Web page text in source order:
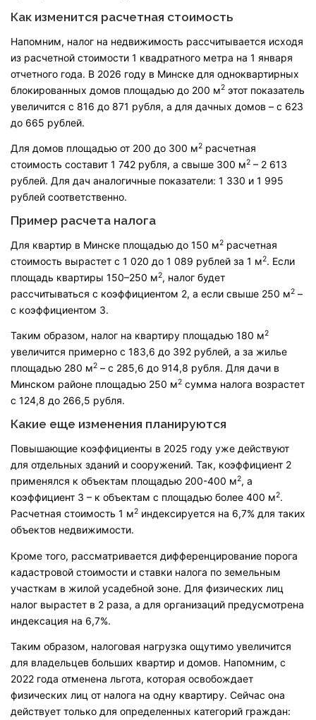
Как изменится расчетная стоимость
Напомним, налог на недвижимость рассчитывается исходя
из расчетной стоимости 1 квадратного метра на 1 января
отчетного года. В 2026 году в Минске для одноквартирных
блокированных домов площадью до 200 м2 этот показатель
увеличится с 816 до 871 рубля, а для дачных домов – с 623
до 665 рублей.
Для домов площадью от 200 до 300 м2 расчетная
стоимость составит 1 742 рубля, а свыше 300 м2 – 2 613
рублей. Для дач аналогичные показатели: 1 330 и 1 995
рублей соответственно.
Пример расчета налога
Для квартир в Минске площадью до 150 м2 расчетная
стоимость вырастет с 1 020 до 1 089 рублей за 1 м2. Если
площадь квартиры 150–250 м2, налог будет
рассчитываться с коэффициентом 2, а если свыше 250 м2 –
с коэффициентом 3.
Таким образом, налог на квартиру площадью 180 м2
увеличится примерно с 183,6 до 392 рублей, а за жилье
площадью 280 м2 – с 285,6 до 914,8 рубля. Для дачи в
Минском районе площадью 250 м2 сумма налога возрастет
с 124,8 до 266,5 рубля.
Какие еще изменения планируются
Повышающие коэффициенты в 2025 году уже действуют
для отдельных зданий и сооружений. Так, коэффициент 2
применялся к объектам площадью 200-400 м2, а
коэффициент 3 – к объектам с площадью более 400 м2.
Расчетная стоимость 1 м2 индексируется на 6,7% для таких
объектов недвижимости.
Кроме того, рассматривается дифференцирование порога
кадастровой стоимости и ставки налога по земельным
участкам в жилой усадебной зоне. Для физических лиц
налог вырастет в 2 раза, а для организаций предусмотрена
индексация на 6,7%.
Таким образом, налоговая нагрузка ощутимо увеличится
для владельцев больших квартир и домов. Напомним, с
2022 года отменена льгота, которая освобождает
физических лиц от налога на одну квартиру. Сейчас она
действует только для определенных категорий граждан: